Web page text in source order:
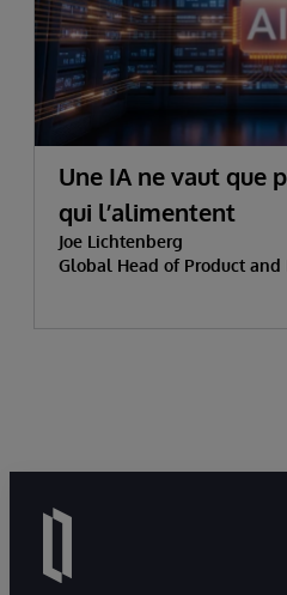
Une IA ne vaut que
qui l’alimentent
Joe Lichtenberg
Global Head of Product